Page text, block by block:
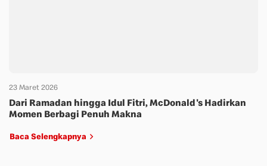
23 Maret 2026
Dari Ramadan hingga Idul Fitri, McDonald's Hadirkan
Momen Berbagi Penuh Makna
Baca Selengkapnya